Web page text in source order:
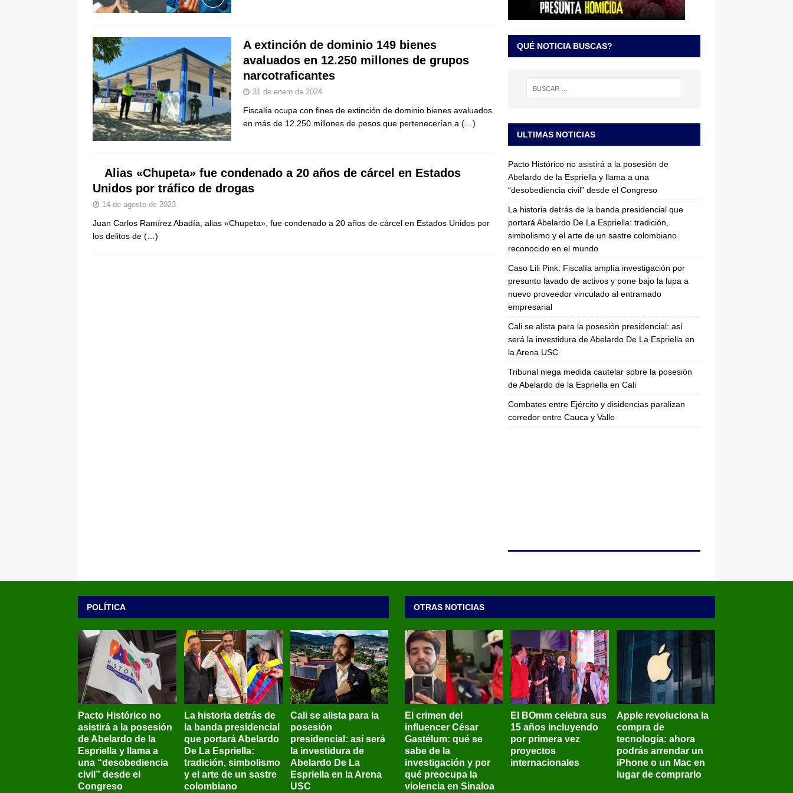
De La Espriella en la Arena USC
en Cali JUDICIALES
A extinción de dominio 149 bienes
avaluados en 12.250 millones de grupos
narcotraficantes
31 de enero de 2024
Fiscalía ocupa con fines de extinción de dominio bienes avaluados
en más de 12.250 millones de pesos que pertenecerían a (…)
Alias «Chupeta» fue condenado a 20 años de cárcel en Estados
Unidos por tráfico de drogas
14 de agosto de 2023
Juan Carlos Ramírez Abadía, alias «Chupeta», fue condenado a 20 años de cárcel en Estados Unidos por
los delitos de (…)
QUÉ NOTICIA BUSCAS?
ULTIMAS NOTICIAS
Pacto Histórico no asistirá a la posesión de
Abelardo de la Espriella y llama a una
“desobediencia civil” desde el Congreso
La historia detrás de la banda presidencial que
portará Abelardo De La Espriella: tradición,
simbolismo y el arte de un sastre colombiano
reconocido en el mundo
Caso Lili Pink: Fiscalía amplía investigación por
presunto lavado de activos y pone bajo la lupa a
nuevo proveedor vinculado al entramado
empresarial
Cali se alista para la posesión presidencial: así
será la investidura de Abelardo De La Espriella en
la Arena USC
Tribunal niega medida cautelar sobre la posesión
de Abelardo de la Espriella en Cali
Combates entre Ejército y disidencias paralizan
corredor entre Cauca y Valle
POLÍTICA
Pacto Histórico no
asistirá a la posesión
de Abelardo de la
Espriella y llama a
una “desobediencia
civil” desde el
Congreso
La historia detrás de
la banda presidencial
que portará Abelardo
De La Espriella:
tradición, simbolismo
y el arte de un sastre
colombiano
Cali se alista para la
posesión
presidencial: así será
la investidura de
Abelardo De La
Espriella en la Arena
USC
OTRAS NOTICIAS
El crimen del
influencer César
Gastélum: qué se
sabe de la
investigación y por
qué preocupa la
violencia en Sinaloa
El BOmm celebra sus
15 años incluyendo
por primera vez
proyectos
internacionales
Apple revoluciona la
compra de
tecnología: ahora
podrás arrendar un
iPhone o un Mac en
lugar de comprarlo